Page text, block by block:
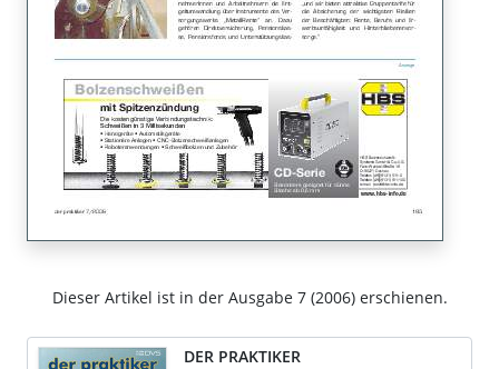
Dieser Artikel ist in der Ausgabe 7 (2006) erschienen.
DER PRAKTIKER